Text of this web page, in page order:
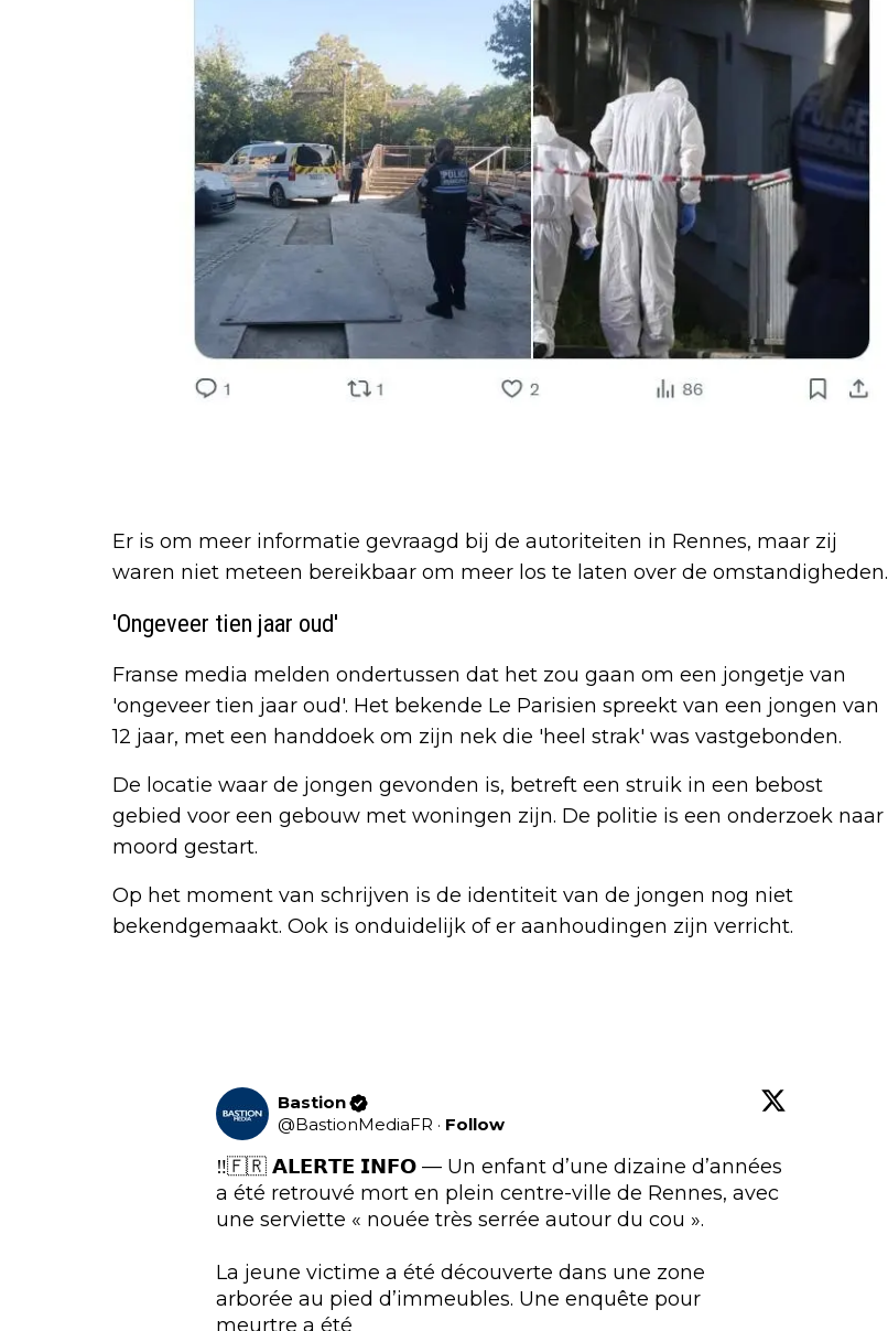
Er is om meer informatie gevraagd bij de autoriteiten in Rennes, maar zij
waren niet meteen bereikbaar om meer los te laten over de omstandigheden.
'Ongeveer tien jaar oud'
Franse media melden ondertussen dat het zou gaan om een jongetje van
'ongeveer tien jaar oud'. Het bekende Le Parisien spreekt van een jongen van
12 jaar, met een handdoek om zijn nek die 'heel strak' was vastgebonden.
De locatie waar de jongen gevonden is, betreft een struik in een bebost
gebied voor een gebouw met woningen zijn. De politie is een onderzoek naar
moord gestart.
Op het moment van schrijven is de identiteit van de jongen nog niet
bekendgemaakt. Ook is onduidelijk of er aanhoudingen zijn verricht.
Bastion
@BastionMediaFR · Follow
‼️🇫🇷 𝗔𝗟𝗘𝗥𝗧𝗘 𝗜𝗡𝗙𝗢 — Un enfant d’une dizaine d’années
a été retrouvé mort en plein centre-ville de Rennes, avec
une serviette « nouée très serrée autour du cou ».
La jeune victime a été découverte dans une zone
arborée au pied d’immeubles. Une enquête pour
meurtre a été